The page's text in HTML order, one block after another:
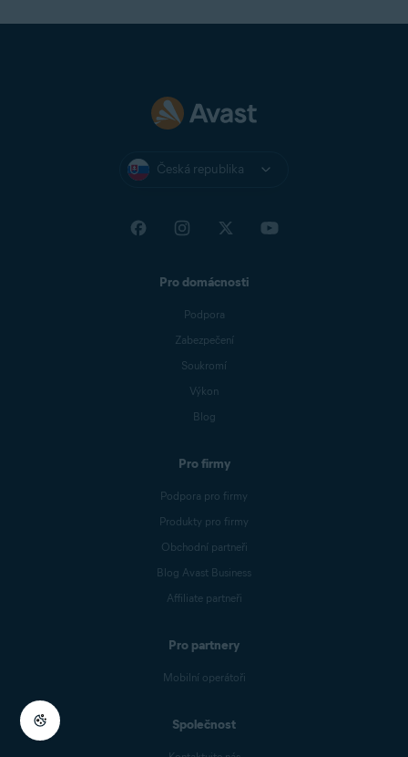
Česká republika
Pro domácnosti
Podpora
Zabezpečení
Soukromí
Výkon
Blog
Pro firmy
Podpora pro firmy
Produkty pro firmy
Obchodní partneři
Blog Avast Business
Affiliate partneři
Pro partnery
Mobilní operátoři
Společnost